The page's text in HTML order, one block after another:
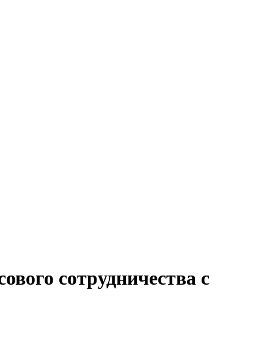
сотрудничества с